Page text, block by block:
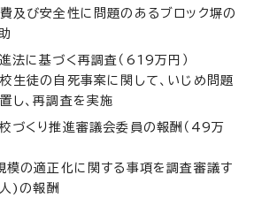
及び安全性に問題のあるブロック塀の
法に基づく再調査（619万円）
生徒の自死事案に関して、いじめ問題
し、再調査を実施
づくり推進審議会委員の報酬（49万
模の適正化に関する事項を調査審議す
)の報酬